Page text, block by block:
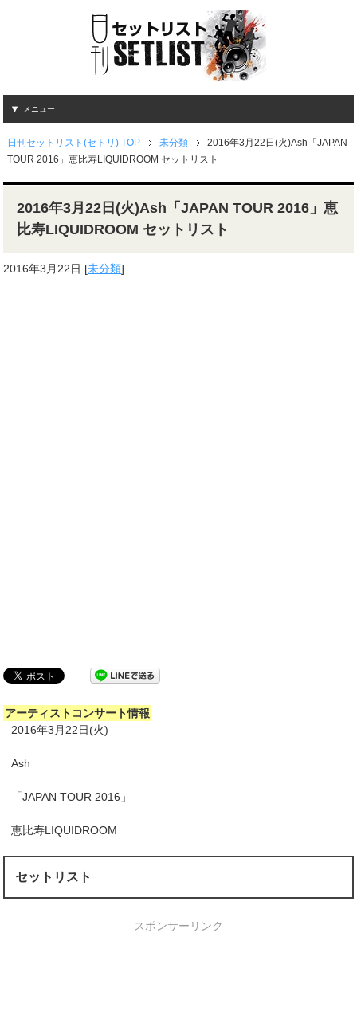
メニュー
日刊セットリスト(セトリ) TOP 未分類
2016年3月22日(火)Ash「JAPAN
TOUR 2016」恵比寿LIQUIDROOM セットリスト
2016年3月22日(火)Ash「JAPAN TOUR 2016」恵
比寿LIQUIDROOM セットリスト
2016年3月22日 [未分類]
アーティストコンサート情報
2016年3月22日(火)
Ash
「JAPAN TOUR 2016」
恵比寿LIQUIDROOM
セットリスト
スポンサーリンク